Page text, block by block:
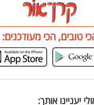
טובים, הכי מעודכנים:
יעניינו אותך: